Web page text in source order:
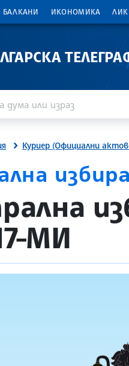
БАЛКАНИ ИКОНОМИКА ЛИК
Куриер (Официални
МИ